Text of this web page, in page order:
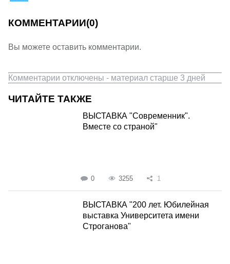
КОММЕНТАРИИ(0)
Вы можете оставить комментарии.
Комментарии отключены - материал старше 3 дней
ЧИТАЙТЕ ТАКЖЕ
ВЫСТАВКА "Современник".
Вместе со страной"
0 3255 1
ВЫСТАВКА "200 лет. Юбилейная
выставка Университета имени
Строганова"